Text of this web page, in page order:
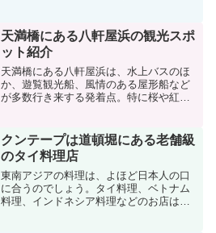
地があり、千日念仏が唱えられていたこ
とから、「千日寺」という...
天満橋にある八軒屋浜の観光スポ
ット紹介
天満橋にある八軒屋浜は、水上バスのほ
か、遊覧観光船、風情のある屋形船など
が多数行き来する発着点。特に桜や紅葉
れる天神祭の船渡御では、この大川にき
らびやかな何隻もの船...
クンテープは道頓堀にある老舗級
のタイ料理店
東南アジアの料理は、よほど日本人の口
に合うのでしょう。タイ料理、ベトナム
料理、インドネシア料理などのお店は、